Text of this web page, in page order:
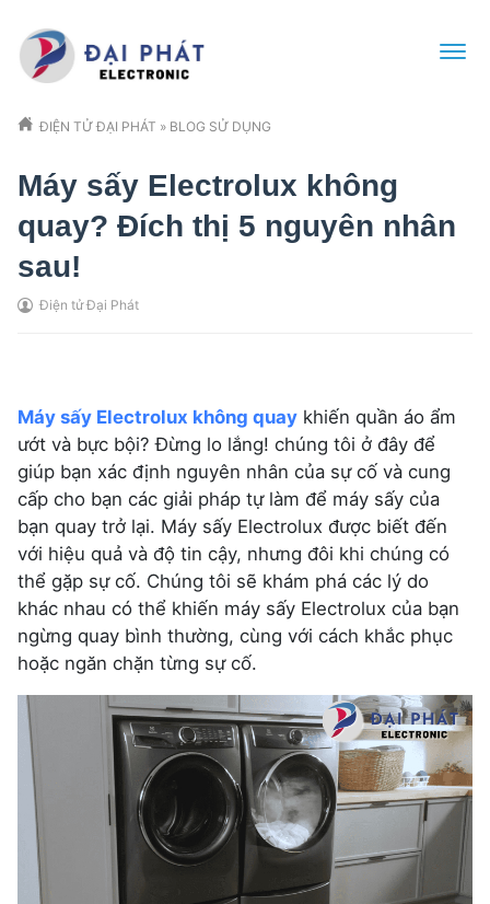
ĐIỆN TỬ ĐẠI PHÁT » BLOG SỬ DỤNG
Máy sấy Electrolux không
quay? Đích thị 5 nguyên nhân
sau!
Điện tử Đại Phát
Máy sấy Electrolux không quay khiến quần áo ẩm
ướt và bực bội? Đừng lo lắng! chúng tôi ở đây để
giúp bạn xác định nguyên nhân của sự cố và cung
cấp cho bạn các giải pháp tự làm để máy sấy của
bạn quay trở lại. Máy sấy Electrolux được biết đến
với hiệu quả và độ tin cậy, nhưng đôi khi chúng có
thể gặp sự cố. Chúng tôi sẽ khám phá các lý do
khác nhau có thể khiến máy sấy Electrolux của bạn
ngừng quay bình thường, cùng với cách khắc phục
hoặc ngăn chặn từng sự cố.